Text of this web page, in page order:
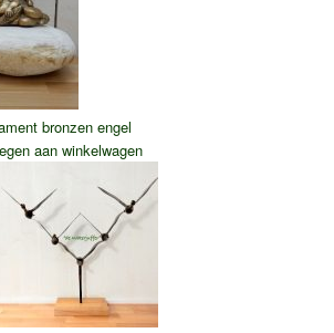
bronzen engel
aan winkelwagen